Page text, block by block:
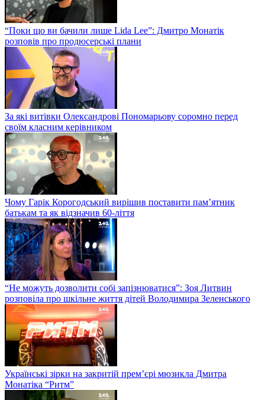
“Поки що ви бачили лише Lida Lee”: Дмитро Монатік
розповів про продюсерські плани
За які витівки Олександрові Пономарьову соромно перед
своїм класним керівником
Чому Гарік Корогодський вирішив поставити пам’ятник
батькам та як відзначив 60-ліття
“Не можуть дозволити собі запізнюватися”: Зоя Литвин
розповіла про шкільне життя дітей Володимира Зеленського
Українські зірки на закритій прем’єрі мюзикла Дмитра
Монатіка “Ритм”